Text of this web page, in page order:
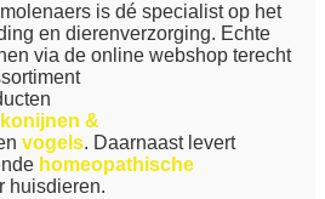
is dé specialist op het
en dierenverzorging. Echte
via de online webshop terecht
konijnen &
vogels. Daarnaast levert
homeopathische
huisdieren.